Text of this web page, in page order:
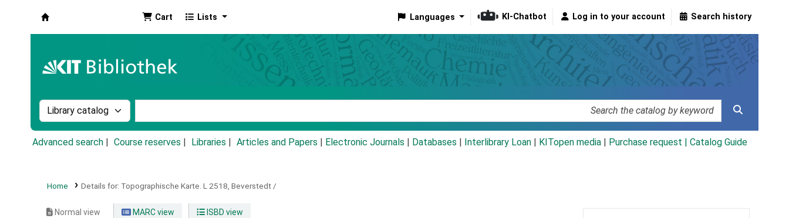
Cart Lists Languages KI-Chatbot Log in to your account Search history
Search the catalog by:
Advanced search Course reserves Libraries Articles and Papers Electronic Journals Databases Interlibrary Loan KITopen media Purchase request | Catalog Guide
Home Details for: Topographische Karte. L 2518, Beverstedt /
Normal view MARC view ISBD view